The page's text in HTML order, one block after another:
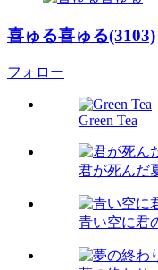
喜ゅる喜ゅる(3103)
フォロー
Green Tea
君が死んだ
青い空に君